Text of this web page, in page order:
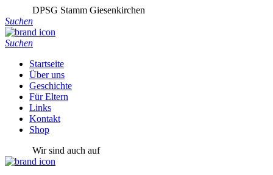
DPSG Stamm Giesenkirchen
Suchen
Suchen
Startseite
Über uns
Geschichte
Für Eltern
Links
Kontakt
Shop
Wir sind auch auf